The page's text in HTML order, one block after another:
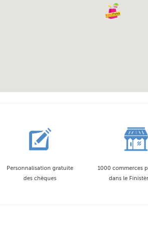
Personnalisation gratuite
des chèques
1000 commerces
dans le